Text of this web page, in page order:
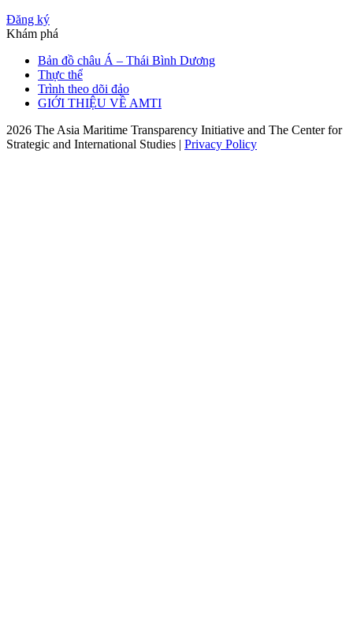
Đăng ký
Khám phá
Bản đồ châu Á – Thái Bình Dương
Thực thể
Trình theo dõi đảo
GIỚI THIỆU VỀ AMTI
2026 The Asia Maritime Transparency Initiative and The Center for
Strategic and International Studies | Privacy Policy